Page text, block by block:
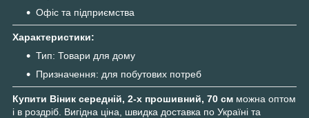
Офіс та підприємства
Характеристики:
Тип: Товари для дому
Призначення: для побутових потреб
Купити Віник середній, 2-х прошивний, 70 см можна оптом
і в роздріб. Вигідна ціна, швидка доставка по Україні та